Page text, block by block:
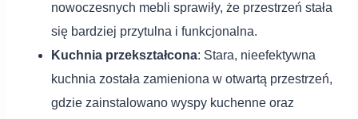
nowoczesnych mebli sprawiły, że przestrzeń stała
się bardziej przytulna i funkcjonalna.
Kuchnia przekształcona: Stara, nieefektywna
kuchnia została zamieniona w otwartą przestrzeń,
gdzie zainstalowano wyspy kuchenne oraz